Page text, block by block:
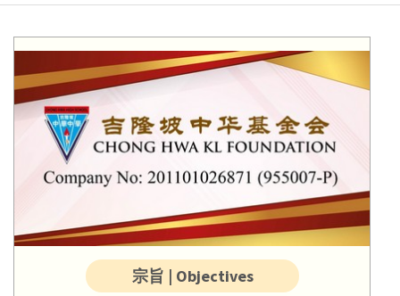
宗旨 | Objectives